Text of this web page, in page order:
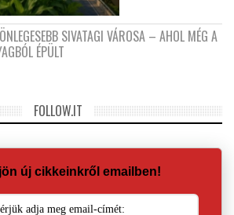
SIVATAGI VÁROSA – AHOL MÉG A
ÉPÜLT
FOLLOW.IT
új cikkeinkről emailben!